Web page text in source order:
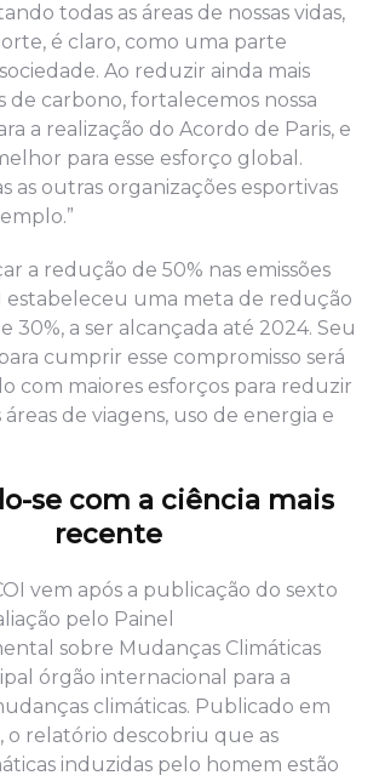
todas as áreas de nossas vidas,
é claro, como uma parte
Ao reduzir ainda mais
de carbono, fortalecemos nossa
a realização do Acordo de Paris, e
para esse esforço global.
as outras organizações esportivas
a redução de 50% nas emissões
estabeleceu uma meta de redução
30%, a ser alcançada até 2024. Seu
cumprir esse compromisso será
com maiores esforços para reduzir
áreas de viagens, uso de energia e
se com a ciência mais
recente
vem após a publicação do sexto
pelo Painel
sobre Mudanças Climáticas
órgão internacional para a
climáticas. Publicado em
o relatório descobriu que as
induzidas pelo homem estão